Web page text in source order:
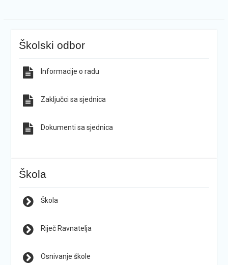
Školski odbor
Informacije o radu
Zaključci sa sjednica
Dokumenti sa sjednica
Škola
Škola
Riječ Ravnatelja
Osnivanje škole